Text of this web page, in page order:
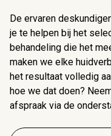
De ervaren
je te helpen bij het
behandeling die het
maken we elke
het resultaat volledig
hoe we dat doen?
afspraak via de